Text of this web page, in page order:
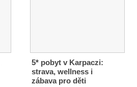
5* pobyt v Karpaczi:
strava, wellness i
zábava pro děti